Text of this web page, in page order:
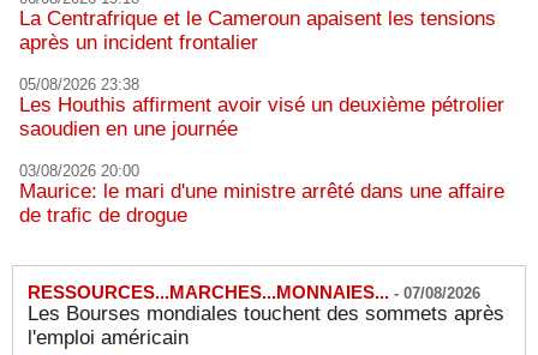
La Centrafrique et le Cameroun apaisent les tensions
après un incident frontalier
05/08/2026 23:38
Les Houthis affirment avoir visé un deuxième pétrolier
saoudien en une journée
03/08/2026 20:00
Maurice: le mari d'une ministre arrêté dans une affaire
de trafic de drogue
RESSOURCES...MARCHES...MONNAIES... - 07/08/2026
Les Bourses mondiales touchent des sommets après
l'emploi américain